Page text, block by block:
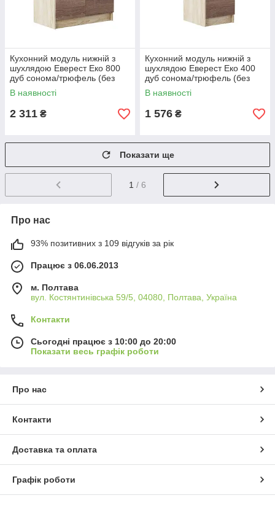
Кухонний модуль нижній з
шухлядою Еверест Еко 800
дуб сонома/трюфель (без
стільниці) 80х46х82 см (DTM-
2840)
В наявності
2 311 ₴
Кухонний модуль нижній з
шухлядою Еверест Еко 400
дуб сонома/трюфель (без
стільниці) 40х46х82 см (DTM-
2786)
В наявності
1 576 ₴
Показати ще
1 / 6
Про нас
93% позитивних з 109 відгуків за рік
Працює з 06.06.2013
м. Полтава
вул. Костянтинівська 59/5, 04080, Полтава, Україна
Контакти
Сьогодні працює з 10:00 до 20:00
Показати весь графік роботи
Про нас
Контакти
Доставка та оплата
Графік роботи